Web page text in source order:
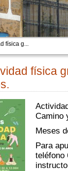
física g...
física
Camino
Meses
Para
teléfono